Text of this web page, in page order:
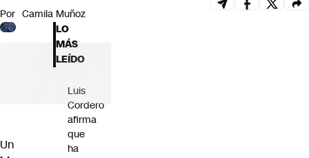
Por Camila Muñoz
Un
LO
MÁS
LEÍDO
Luis
Cordero
afirma
que
ha